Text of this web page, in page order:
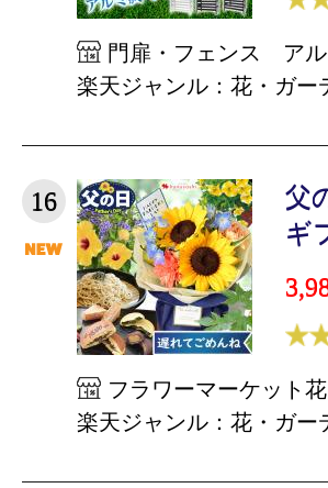
門扉・フェンス ア
楽天ジャンル：花・ガー
16
父
ギ
フラワーマーケット
楽天ジャンル：花・ガー